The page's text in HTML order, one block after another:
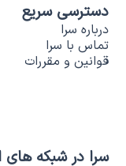
دسترسی سریع
درباره سرا
تماس با سرا
قوانین و مقررات
سرا در شبکه های